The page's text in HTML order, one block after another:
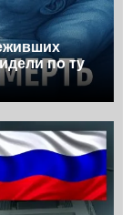
по ту